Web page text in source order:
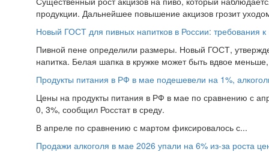
продукции. Дальнейшее повышение акцизов грозит
Новый ГОСТ для пивных напитков в России: требования к
Пивной пене определили размеры. Новый ГОСТ,
напитка. Белая шапка в кружке может быть вдвое
Продукты питания в РФ в мае подешевели на 1%,
Цены на продукты питания в РФ в мае по сравнению с
0, 3%, сообщил Росстат в среду.
В апреле по сравнению с мартом фиксировалось с...
Продажи алкоголя в мае 2026 упали на 6% из-за роста